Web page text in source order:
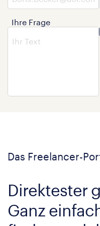
Ihre Frage
Das Freelancer-
Direktester
Ganz